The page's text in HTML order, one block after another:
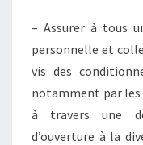
– Assurer à tous
personnelle et
vis des
notamment par
à travers une
d’ouverture à la